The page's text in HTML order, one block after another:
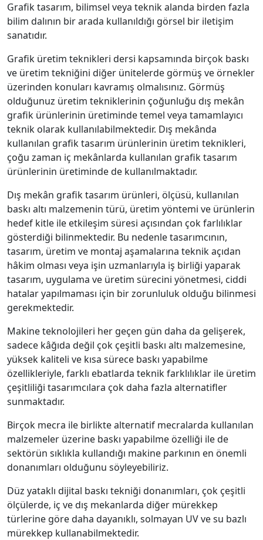
Grafik tasarım, bilimsel veya teknik alanda birden fazla
bilim dalının bir arada kullanıldığı görsel bir iletişim
sanatıdır.
Grafik üretim teknikleri dersi kapsamında birçok baskı
ve üretim tekniğini diğer ünitelerde görmüş ve örnekler
üzerinden konuları kavramış olmalısınız. Görmüş
olduğunuz üretim tekniklerinin çoğunluğu dış mekân
grafik ürünlerinin üretiminde temel veya tamamlayıcı
teknik olarak kullanılabilmektedir. Dış mekânda
kullanılan grafik tasarım ürünlerinin üretim teknikleri,
çoğu zaman iç mekânlarda kullanılan grafik tasarım
ürünlerinin üretiminde de kullanılmaktadır.
Dış mekân grafik tasarım ürünleri, ölçüsü, kullanılan
baskı altı malzemenin türü, üretim yöntemi ve ürünlerin
hedef kitle ile etkileşim süresi açısından çok farlılıklar
gösterdiği bilinmektedir. Bu nedenle tasarımcının,
tasarım, üretim ve montaj aşamalarına teknik açıdan
hâkim olması veya işin uzmanlarıyla iş birliği yaparak
tasarım, uygulama ve üretim sürecini yönetmesi, ciddi
hatalar yapılmaması için bir zorunluluk olduğu bilinmesi
gerekmektedir.
Makine teknolojileri her geçen gün daha da gelişerek,
sadece kâğıda değil çok çeşitli baskı altı malzemesine,
yüksek kaliteli ve kısa sürece baskı yapabilme
özellikleriyle, farklı ebatlarda teknik farklılıklar ile üretim
çeşitliliği tasarımcılara çok daha fazla alternatifler
sunmaktadır.
Birçok mecra ile birlikte alternatif mecralarda kullanılan
malzemeler üzerine baskı yapabilme özelliği ile de
sektörün sıklıkla kullandığı makine parkının en önemli
donanımları olduğunu söyleyebiliriz.
Düz yataklı dijital baskı tekniği donanımları, çok çeşitli
ölçülerde, iç ve dış mekanlarda diğer mürekkep
türlerine göre daha dayanıklı, solmayan UV ve su bazlı
mürekkep kullanabilmektedir.